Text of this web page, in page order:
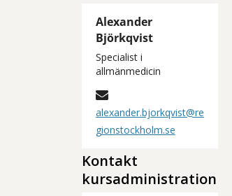
Alexander
Björkqvist
Specialist i
allmänmedicin
alexander.bjorkqvist@re
gionstockholm.se
Kontakt
kursadministration